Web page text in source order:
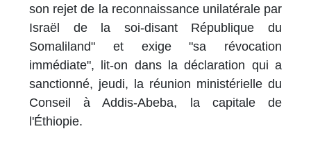
son rejet de la reconnaissance unilatérale par
Israël de la soi-disant République du
Somaliland" et exige "sa révocation
immédiate", lit-on dans la déclaration qui a
sanctionné, jeudi, la réunion ministérielle du
Conseil à Addis-Abeba, la capitale de
l'Éthiopie.